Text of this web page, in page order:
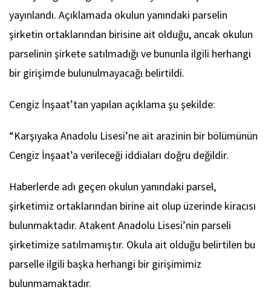
yayınlandı. Açıklamada okulun yanındaki parselin
şirketin ortaklarından birisine ait olduğu, ancak okulun
parselinin şirkete satılmadığı ve bununla ilgili herhangi
bir girişimde bulunulmayacağı belirtildi.
Cengiz İnşaat’tan yapılan açıklama şu şekilde:
“Karşıyaka Anadolu Lisesi’ne ait arazinin bir bölümünün
Cengiz İnşaat’a verileceği iddiaları doğru değildir.
Haberlerde adı geçen okulun yanındaki parsel,
şirketimiz ortaklarından birine ait olup üzerinde kiracısı
bulunmaktadır. Atakent Anadolu Lisesi’nin parseli
şirketimize satılmamıştır. Okula ait olduğu belirtilen bu
parselle ilgili başka herhangi bir girişimimiz
bulunmamaktadır.